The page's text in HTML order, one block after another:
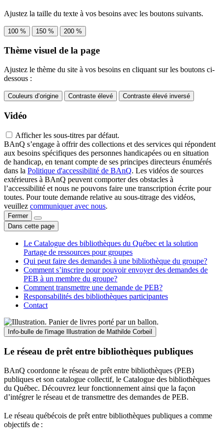
Ajustez la taille du texte à vos besoins avec les boutons suivants.
100 % 150 % 200 %
Thème visuel de la page
Ajustez le thème du site à vos besoins en cliquant sur les boutons ci-
dessous :
Couleurs d’origine Contraste élevé Contraste élevé inversé
Vidéo
Afficher les sous-titres par défaut.
BAnQ s’engage à offrir des collections et des services qui répondent
aux besoins spécifiques des personnes handicapées ou en situation
de handicap, en tenant compte de ses principes directeurs énumérés
dans la Politique d'accessibilité de BAnQ. Les vidéos de sources
extérieures à BAnQ peuvent comporter des obstacles à
l’accessibilité et nous ne pouvons faire une transcription écrite pour
toutes. Pour toute demande relative au sous-titrage des vidéos,
veuillez communiquer avec nous.
Fermer
Dans cette page
Le Catalogue des bibliothèques du Québec et la solution
Partage de ressources pour groupes
Qui peut faire des demandes à une bibliothèque du groupe?
Comment s’inscrire pour pouvoir envoyer des demandes de
PEB à un membre du groupe?
Comment transmettre une demande de PEB?
Responsabilités des bibliothèques participantes
Contact
Info-bulle de l'image Illustration de Mathilde Corbeil
Le réseau de prêt entre bibliothèques publiques
BAnQ coordonne le réseau de prêt entre bibliothèques (PEB)
publiques et son catalogue collectif, le Catalogue des bibliothèques
du Québec. Découvrez leur fonctionnement ainsi que la façon
d’intégrer le réseau et de transmettre des demandes de PEB.
Le réseau québécois de prêt entre bibliothèques publiques a comme
objectifs de :